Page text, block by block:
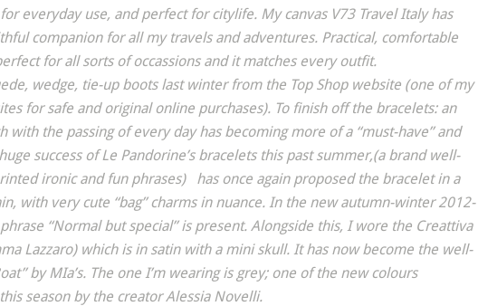
everyday use, and perfect for citylife. My canvas V73 Travel Italy has
companion for all my travels and adventures. Practical, comfortable
for all sorts of occassions and it matches every outfit.
wedge, tie-up boots last winter from the Top Shop website (one of my
for safe and original online purchases). To finish off the bracelets: an
with the passing of every day has becoming more of a “must-have” and
success of Le Pandorine’s bracelets this past summer,(a brand well-
ironic and fun phrases) has once again proposed the bracelet in a
with very cute “bag” charms in nuance. In the new autumn-winter 2012-
“Normal but special” is present. Alongside this, I wore the Creattiva
Lazzaro) which is in satin with a mini skull. It has now become the well-
by MIa’s. The one I’m wearing is grey; one of the new colours
season by the creator Alessia Novelli.